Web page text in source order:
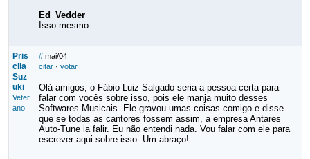
Ed_Vedder
Isso mesmo.
Pris
cila
Suz
uki
Veter
ano
# mai/04
citar· votar
Olá amigos, o Fábio Luiz Salgado seria a pessoa certa para
falar com vocês sobre isso, pois ele manja muito desses
Softwares Musicais. Ele gravou umas coisas comigo e disse
que se todas as cantores fossem assim, a empresa Antares
Auto-Tune ia falir. Eu não entendi nada. Vou falar com ele para
escrever aqui sobre isso. Um abraço!